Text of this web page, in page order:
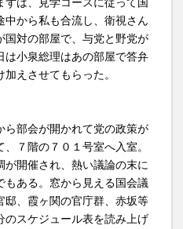
から私も合流し、衛視さん
国対の部屋で、与党と野党が
は小泉総理はあの部屋で答弁
えさせてもらった。
ら部会が開かれて党の政策が
７階の７０１号室へ入室。
が開催され、熱い議論の末に
もある。窓から見える国会議
邸、霞ヶ関の官庁群、赤坂等
のスケジュール表を読み上げ